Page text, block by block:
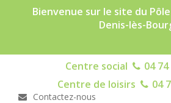
Bienvenue sur le site du
Denis-lès-
Centre social
04
Centre de loisirs
04
Contactez-nous